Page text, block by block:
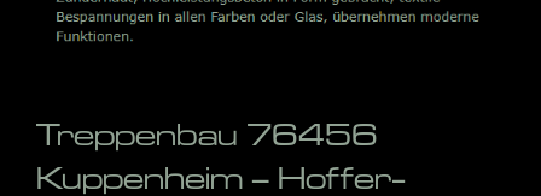
Treppenbau 76456
Kuppenheim – Hoffer-